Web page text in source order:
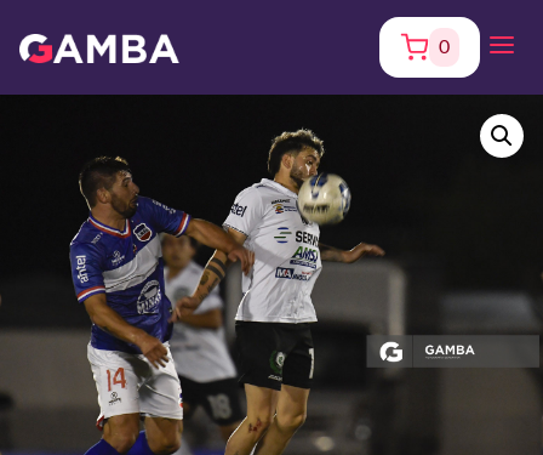
0